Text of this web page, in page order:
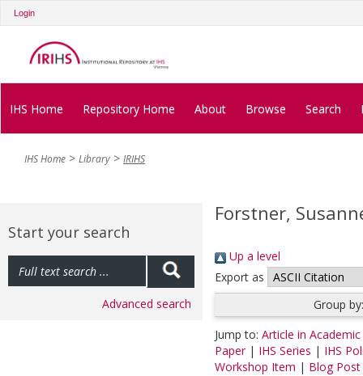
Login
IHS Home Repository Home About Browse Search
IHS Home Library IRIHS
Start your search
Advanced search
Forstner,
Up a level
Export as
Group
Jump to: Article in Academic
Paper| IHS Series | IHS
Workshop Item | Blog Post